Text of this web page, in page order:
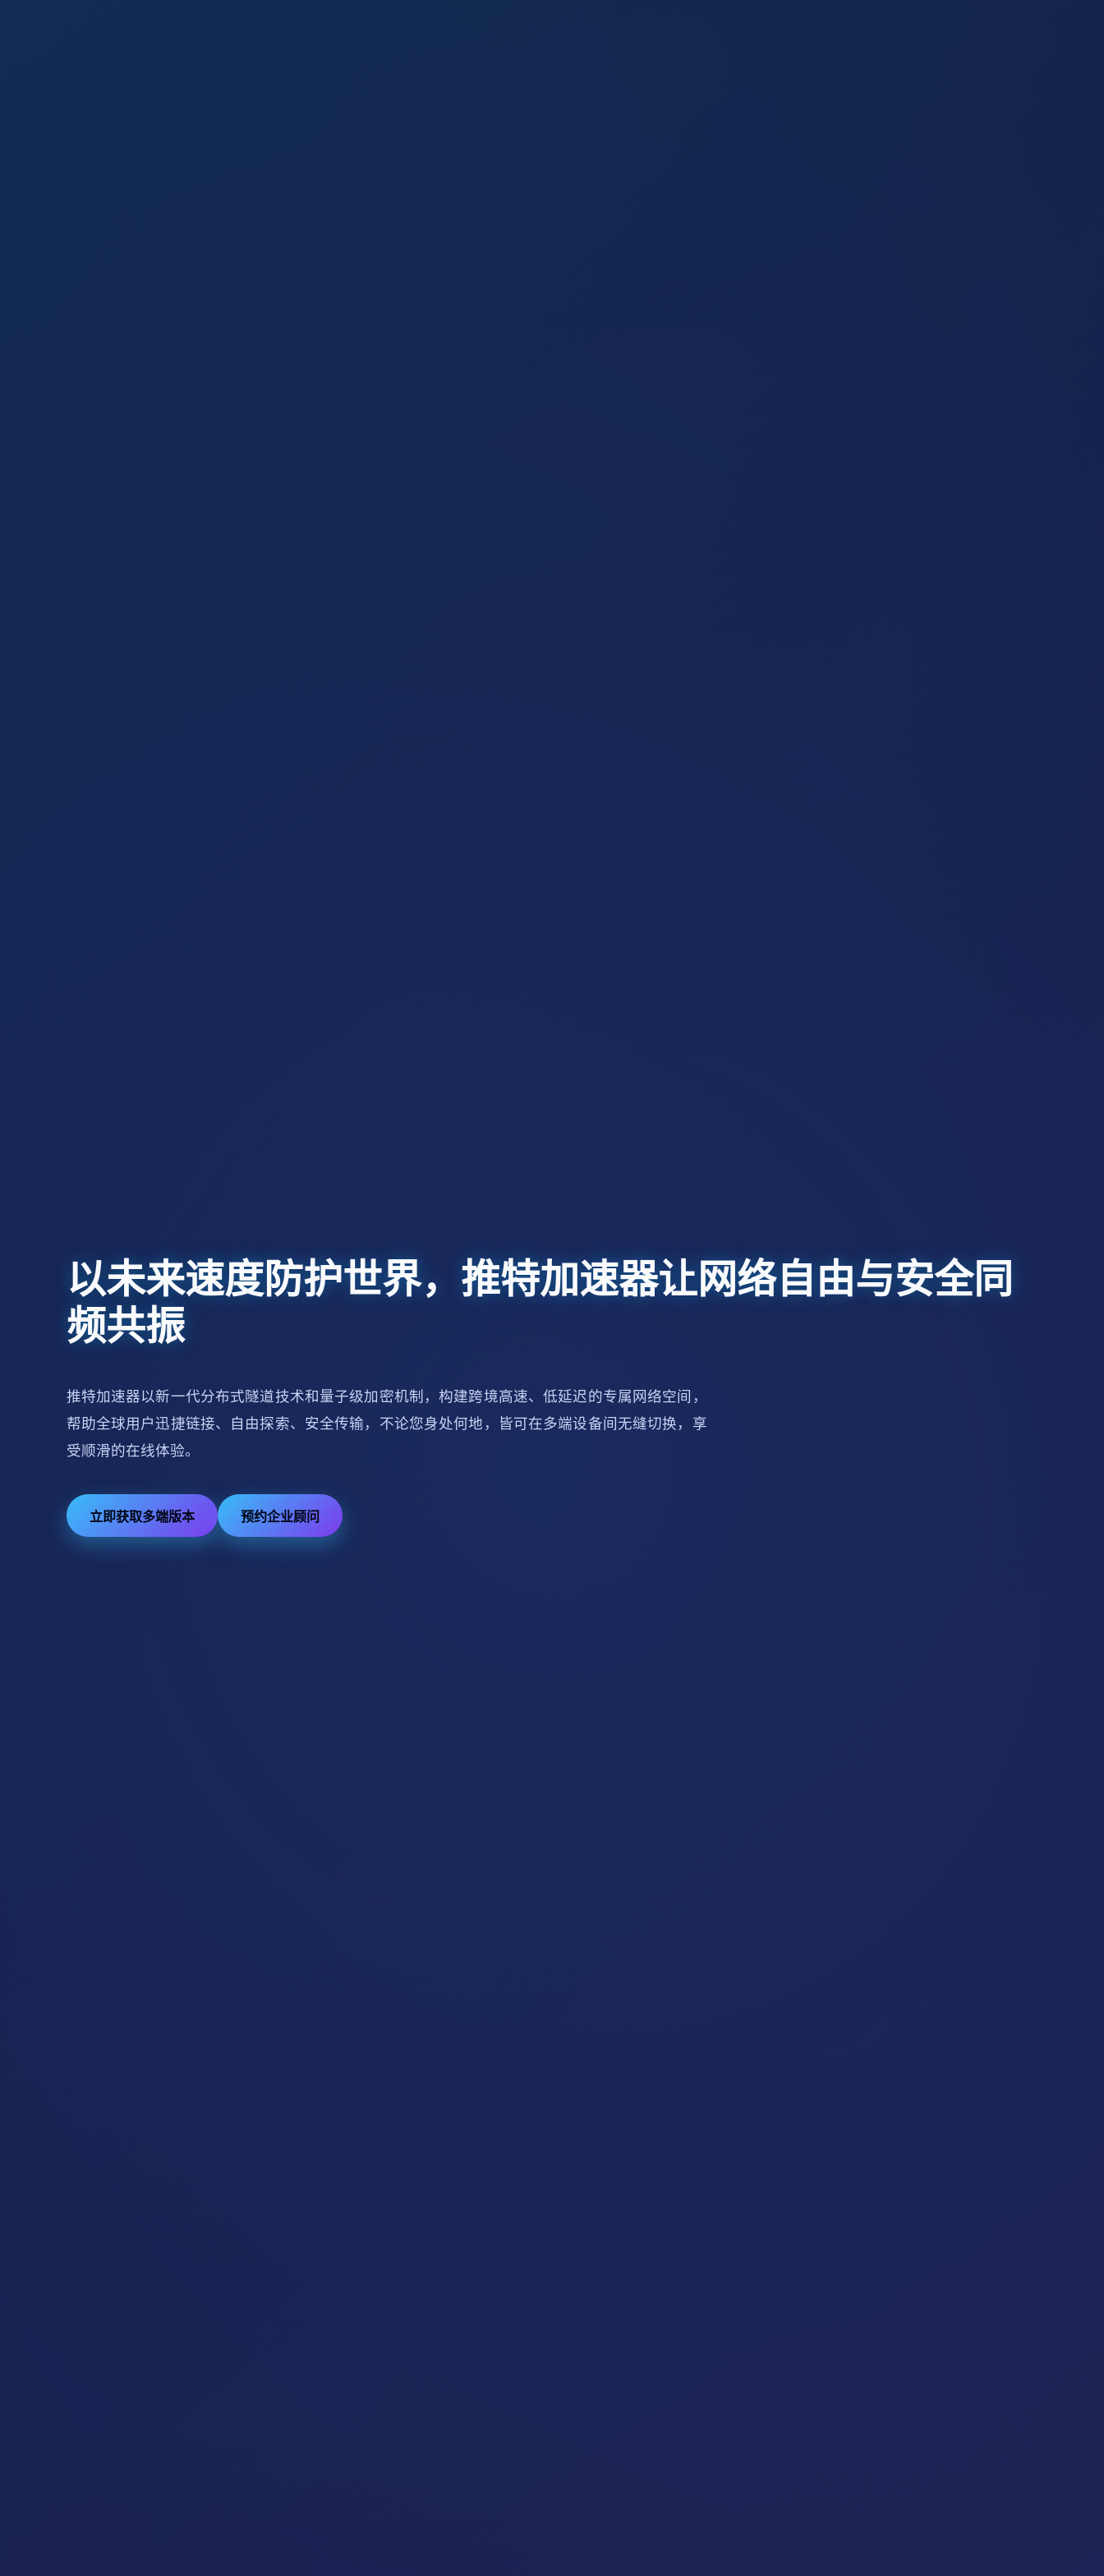
以未来速度防护世界，推特加速器让网络自由与安全同
频共振
推特加速器以新一代分布式隧道技术和量子级加密机制，构建跨境高速、低延迟的专属网络空间，
帮助全球用户迅捷链接、自由探索、安全传输，不论您身处何地，皆可在多端设备间无缝切换，享
受顺滑的在线体验。
立即获取多端版本 预约企业顾问